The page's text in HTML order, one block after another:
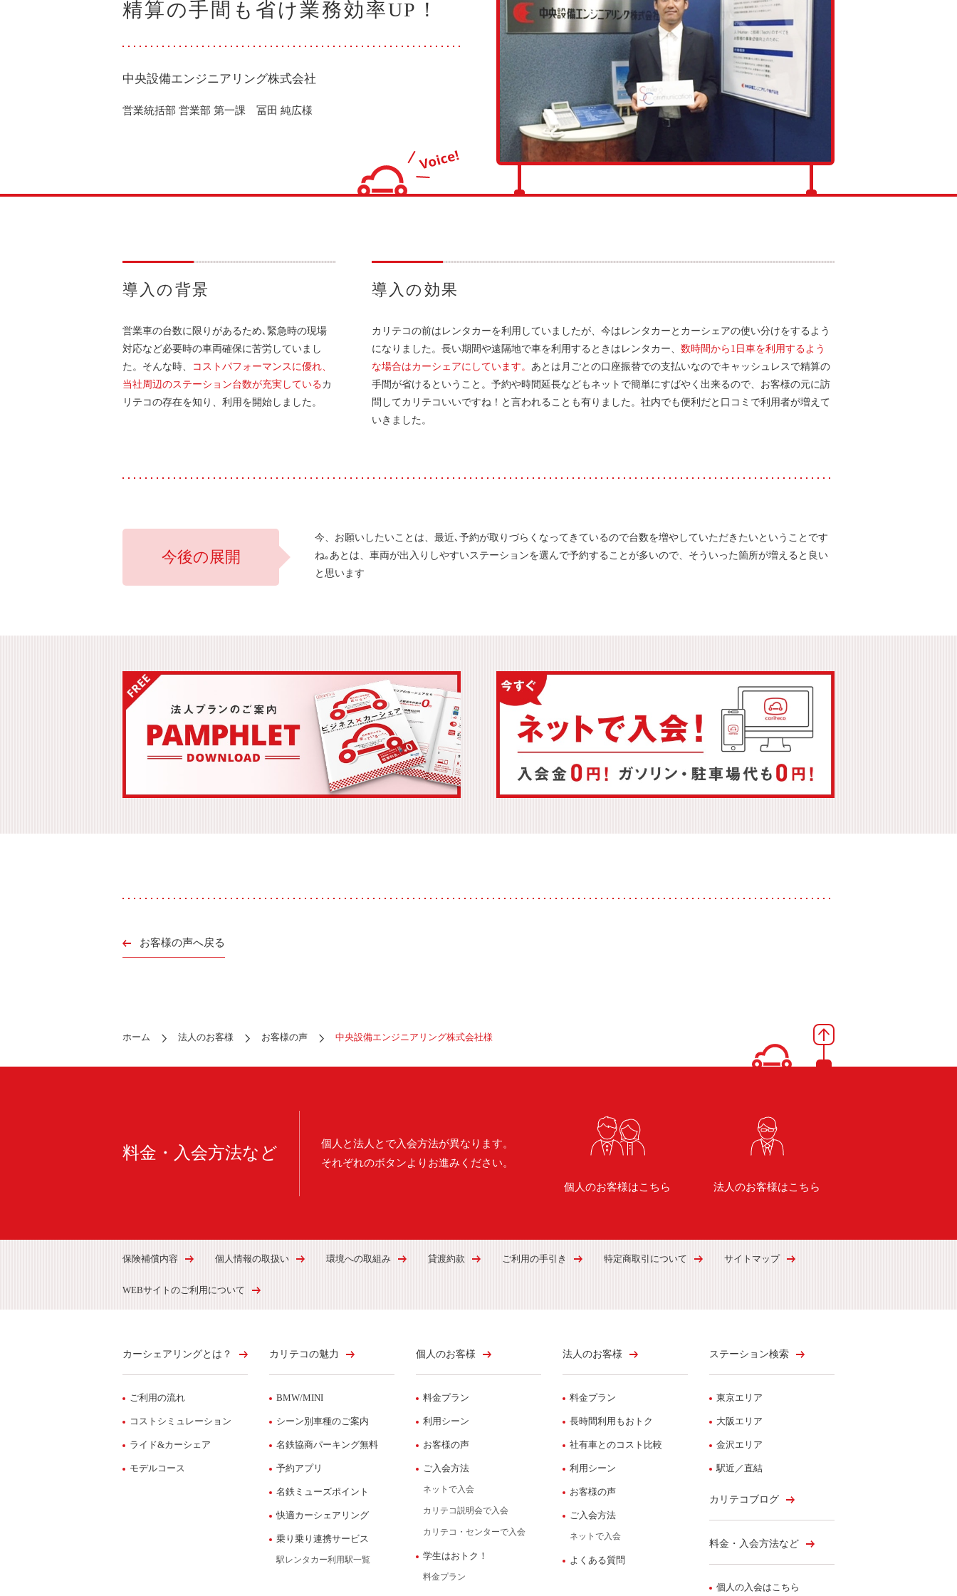
精算の手間も省け業務効率UP！
中央設備エンジニアリング株式会社
営業統括部 営業部 第一課 冨田 純広様
導入の背景
営業車の台数に限りがあるため､緊急時の現場
対応など必要時の車両確保に苦労していまし
た。そんな時、
コストパフォーマンスに優れ、
当社周辺のステーション台数が充実しているカ
リテコの存在を知り、利用を開始しました。
導入の効果
カリテコの前はレンタカーを利用していましたが、今はレンタカーとカーシェアの使い分けをするよう
になりました。長い期間や遠隔地で車を利用するときはレンタカー、 数時間から1日車を利用するよう
な場合はカーシェアにしています。 あとは月ごとの口座振替での支払いなのでキャッシュレスで精算の
手間が省けるということ。予約や時間延長などもネットで簡単にすばやく出来るので、お客様の元に訪
問してカリテコいいですね！と言われることも有りました。社内でも便利だと口コミで利用者が増えて
いきました。
今後の展開
今、お願いしたいことは、最近､予約が取りづらくなってきているので台数を増やしていただきたいということです
ね｡あとは、車両が出入りしやすいステーションを選んで予約することが多いので、そういった箇所が増えると良い
と思います
お客様の声へ戻る
ホーム 法人のお客様 お客様の声 中央設備エンジニアリング株式会社様
料金・入会方法など
個人と法人とで入会方法が異なります。
それぞれのボタンよりお進みください。
個人のお客様はこちら 法人のお客様はこちら
保険補償内容 個人情報の取扱い 環境への取組み 貸渡約款 ご利用の手引き 特定商取引について サイトマップ
WEBサイトのご利用について
カーシェアリングとは？
ご利用の流れ
コストシミュレーション
ライド&カーシェア
モデルコース
カリテコの魅力
BMW/MINI
シーン別車種のご案内
名鉄協商パーキング無料
予約アプリ
名鉄ミューズポイント
快適カーシェアリング
乗り乗り連携サービス
駅レンタカー利用駅一覧
個人のお客様
料金プラン
利用シーン
お客様の声
ご入会方法
ネットで入会
カリテコ説明会で入会
カリテコ・センターで入会
学生はおトク！
料金プラン
法人のお客様
料金プラン
長時間利用もおトク
社有車とのコスト比較
利用シーン
お客様の声
ご入会方法
ネットで入会
よくある質問
ステーション検索
東京エリア
大阪エリア
金沢エリア
駅近／直結
カリテコブログ
料金・入会方法など
個人の入会はこちら